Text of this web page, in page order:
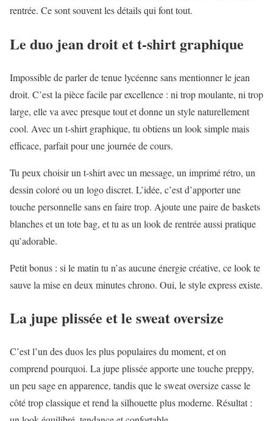
rentrée. Ce sont souvent les détails qui font tout.
Le duo jean droit et t-shirt graphique
Impossible de parler de tenue lycéenne sans mentionner le jean
droit. C’est la pièce facile par excellence : ni trop moulante, ni trop
large, elle va avec presque tout et donne un style naturellement
cool. Avec un t-shirt graphique, tu obtiens un look simple mais
efficace, parfait pour une journée de cours.
Tu peux choisir un t-shirt avec un message, un imprimé rétro, un
dessin coloré ou un logo discret. L’idée, c’est d’apporter une
touche personnelle sans en faire trop. Ajoute une paire de baskets
blanches et un tote bag, et tu as un look de rentrée aussi pratique
qu’adorable.
Petit bonus : si le matin tu n’as aucune énergie créative, ce look te
sauve la mise en deux minutes chrono. Oui, le style express existe.
La jupe plissée et le sweat oversize
C’est l’un des duos les plus populaires du moment, et on
comprend pourquoi. La jupe plissée apporte une touche preppy,
un peu sage en apparence, tandis que le sweat oversize casse le
côté trop classique et rend la silhouette plus moderne. Résultat :